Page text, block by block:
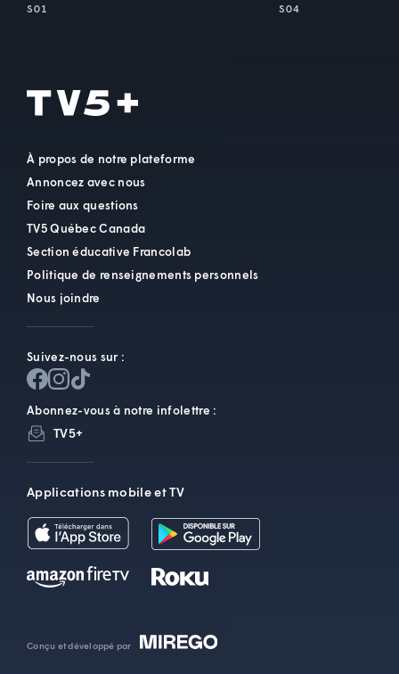
S01 S04
À propos de notre plateforme
Annoncez avec nous
Foire aux questions
TV5 Québec Canada
Section éducative Francolab
Politique de renseignements personnels
Nous joindre
Suivez-nous sur :
Abonnez-vous à notre infolettre :
TV5+
Applications mobile et TV
Conçu et développé par